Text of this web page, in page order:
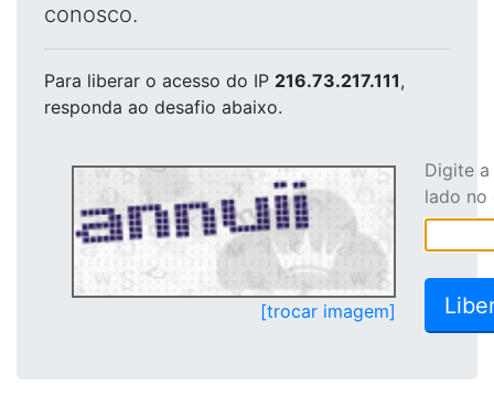
conosco.
Para liberar o acesso do IP 216.73.217.111,
responda ao desafio abaixo.
[trocar imagem]
Digite
lado no